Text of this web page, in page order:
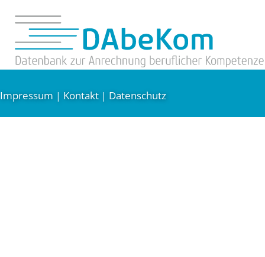
Impressum | Kontakt | Datenschutz